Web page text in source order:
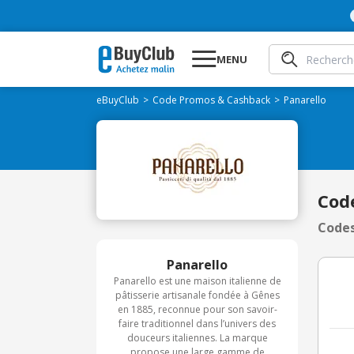
MENU
eBuyClub Code Promos & Cashback Panarello
Panarello
Panarello est une maison italienne de
pâtisserie artisanale fondée à Gênes
en 1885, reconnue pour son savoir-
faire traditionnel dans l’univers des
douceurs italiennes. La marque